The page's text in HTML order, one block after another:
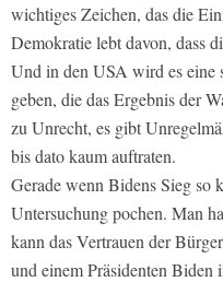
wichtiges Zeichen, das die
Demokratie lebt davon, dass
Und in den USA wird es eine
geben, die das Ergebnis der
zu Unrecht, es gibt
bis dato kaum auftraten.
Gerade wenn Bidens Sieg so
Untersuchung pochen. Man
kann das Vertrauen der
und einem Präsidenten